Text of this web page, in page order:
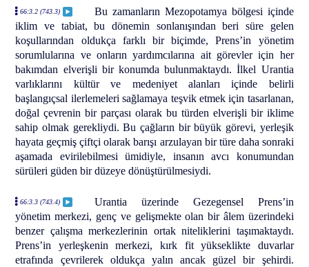
66:3.2 (743.3)
Bu zamanların Mezopotamya bölgesi içinde
iklim ve tabiat, bu dönemin sonlanışından beri süre gelen
koşullarından oldukça farklı bir biçimde, Prens’in yönetim
sorumlularına ve onların yardımcılarına ait görevler için her
bakımdan elverişli bir konumda bulunmaktaydı. İlkel Urantia
varlıklarını kültür ve medeniyet alanları içinde belirli
başlangıçsal ilerlemeleri sağlamaya teşvik etmek için tasarlanan,
doğal çevrenin bir parçası olarak bu türden elverişli bir iklime
sahip olmak gerekliydi. Bu çağların bir büyük görevi, yerleşik
hayata geçmiş çiftçi olarak barışı arzulayan bir türe daha sonraki
aşamada evirilebilmesi ümidiyle, insanın avcı konumundan
sürüleri güden bir düzeye dönüştürülmesiydi.
66:3.3 (743.4)
Urantia üzerinde Gezegensel Prens’in
yönetim merkezi, genç ve gelişmekte olan bir âlem üzerindeki
benzer çalışma merkezlerinin ortak niteliklerini taşımaktaydı.
Prens’in yerleşkenin merkezi, kırk fit yükseklikte duvarlar
etrafında çevrilerek oldukça yalın ancak güzel bir şehirdi.